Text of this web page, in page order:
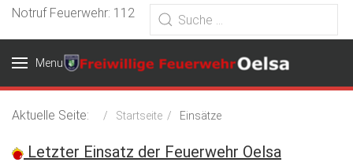
Notruf Feuerwehr: 112
Menu
Aktuelle Seite: Startseite Einsätze
Letzter Einsatz der Feuerwehr Oelsa